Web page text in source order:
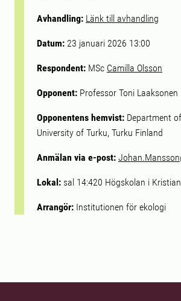
Avhandling: Länk till avhandling
Datum: 23 januari 2026 13:00
Respondent: MSc Camilla Olsson
Opponent: Professor Toni Laaksonen
Opponentens hemvist: Department
University of Turku, Turku Finland
Anmälan via e-post:
Lokal: sal 14:420 Högskolan i
Arrangör: Institutionen för ekologi